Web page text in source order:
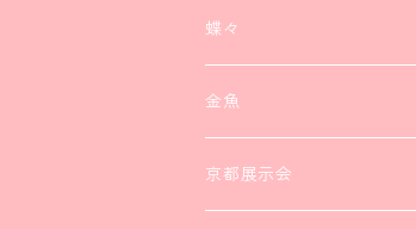
ネックレス
ブレスレット
ピアス
蝶々
ネックレス
ブレスレット
金魚
ピアス
京都展示会